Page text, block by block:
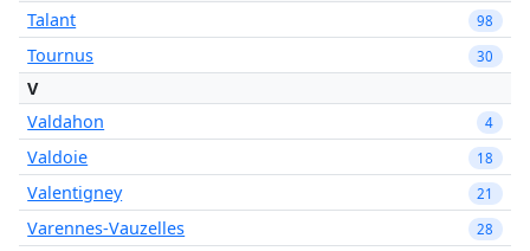
Talant
98
Tournus 30
V
Valdahon
4
Valdoie 18
Valentigney 21
Varennes-Vauzelles 28